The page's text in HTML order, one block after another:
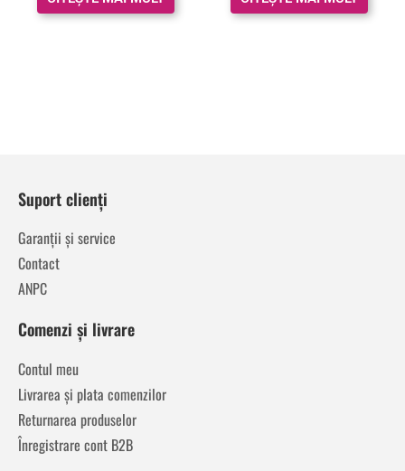
Suport clienți
Garanții și service
Contact
ANPC
Comenzi și livrare
Contul meu
Livrarea și plata comenzilor
Returnarea produselor
Înregistrare cont B2B